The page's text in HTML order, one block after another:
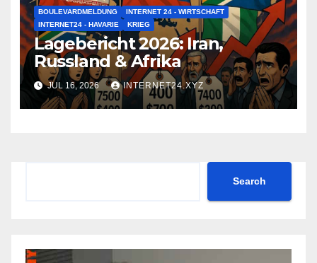
BOULEVARDMELDUNG
INTERNET 24 - WIRTSCHAFT
INTERNET24 - HAVARIE
KRIEG
Lagebericht 2026: Iran,
Russland & Afrika
JUL 16, 2026 INTERNET24.XYZ
Search